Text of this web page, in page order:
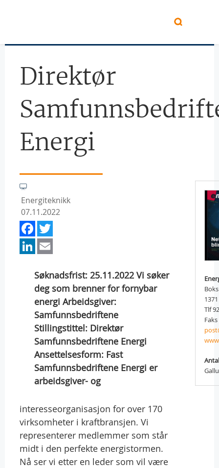
Direktør
Energi
Energiteknikk
07.11.2022
Facebook
LinkedIn
Søknadsfrist: 25.11.2022 Vi søker
deg som brenner for fornybar
energi Arbeidsgiver:
Samfunnsbedriftene
Stillingstittel: Direktør
Samfunnsbedriftene Energi
Ansettelsesform: Fast
Samfunnsbedriftene Energi er
arbeidsgiver- og
interesseorganisasjon for over 170
virksomheter i kraftbransjen. Vi
representerer medlemmer som står
midt i den perfekte energistormen.
Nå ser vi etter en leder som vil være
1371
Tlf
Faks